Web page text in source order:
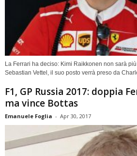
La Ferrari ha deciso: Kimi Raikkonen non sarà
Sebastian Vettel, il suo posto verrà preso da
F1, GP Russia 2017: doppia
ma vince Bottas
Emanuele Foglia - Apr 30, 2017